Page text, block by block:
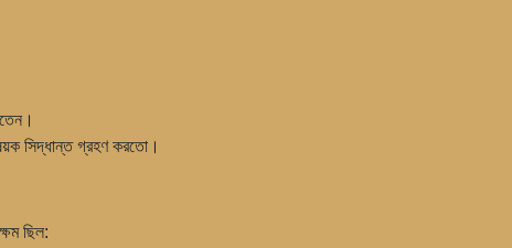
সিদ্ধান্ত গ্রহণ করতো।
ছিল: